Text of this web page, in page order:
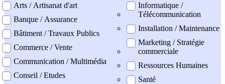
Arts / Artisanat d'art
Banque / Assurance
Bâtiment / Travaux Publics
Commerce / Vente
Communication / Multimédia
Conseil / Etudes
Informatique /
Télécommunication
Installation / Maintenance
Marketing / Stratégie
commerciale
Ressources Humaines
Santé